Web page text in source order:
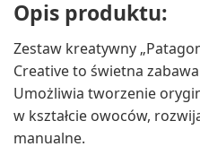
Opis produktu:
Zestaw kreatywny
Creative to świetna
Umożliwia tworzenie
w kształcie owoców,
manualne.